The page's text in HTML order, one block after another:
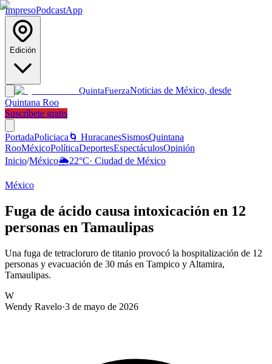
ImpresoPodcastApp
Edición
QuintaFuerzaNoticias de México, desde
Quintana Roo
Suscríbete gratis
PortadaPoliciaca 🌀 HuracanesSismosQuintana
RooMéxicoPolíticaDeportesEspectáculosOpinión
Inicio/México🌦️22°C· Ciudad de México
México
Fuga de ácido causa intoxicación en 12
personas en Tamaulipas
Una fuga de tetracloruro de titanio provocó la hospitalización de 12
personas y evacuación de 30 más en Tampico y Altamira,
Tamaulipas.
W
Wendy Ravelo·3 de mayo de 2026